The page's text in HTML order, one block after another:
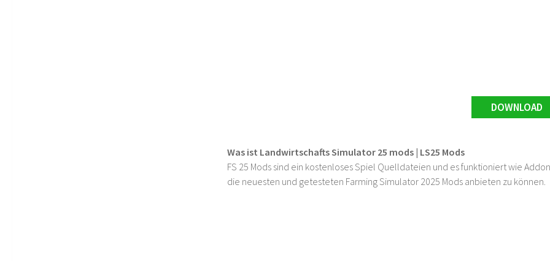
DOWNLOAD
Was ist Landwirtschafts Simulator 25 mods | LS25 Mods
FS 25 Mods sind ein kostenloses Spiel Quelldateien und es funktioniert wie
die neuesten und getesteten Farming Simulator 2025 Mods anbieten zu können.